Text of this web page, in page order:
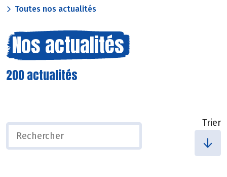
Toutes nos actualités
Nos actualités
200 actualités
Trier